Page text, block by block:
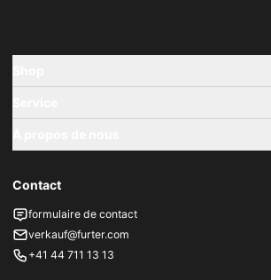
Contact
formulaire de contact
verkauf@furter.com
+41 44 711 13 13